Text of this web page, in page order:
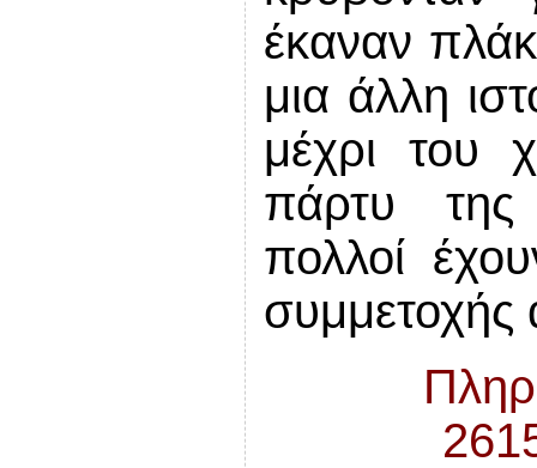
έκαναν
μια άλλη
μέχρι του
πάρτυ της
πολλοί
συμμετοχής